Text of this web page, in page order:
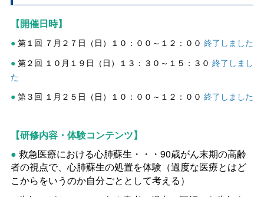
【開催日時】
● 第１回 ７月２７日（日）１０：００～１２：００ 終了しました
● 第２回 １０月１９日（日）１３：３０～１５：３０ 終了しまし
た
● 第３回 １月２５日（日）１０：００～１２：００ 終了しました
【研修内容・体験コンテンツ】
● 救急医療における心肺蘇生・・・90歳がん末期の高齢
者の視点で、心肺蘇生の処置を体験 （過度な医療とはど
こからをいうのか自分ごととして考える）